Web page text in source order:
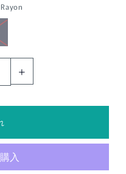
Rayon
+